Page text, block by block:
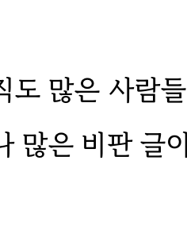
도 많은 사람
많은 비판 글